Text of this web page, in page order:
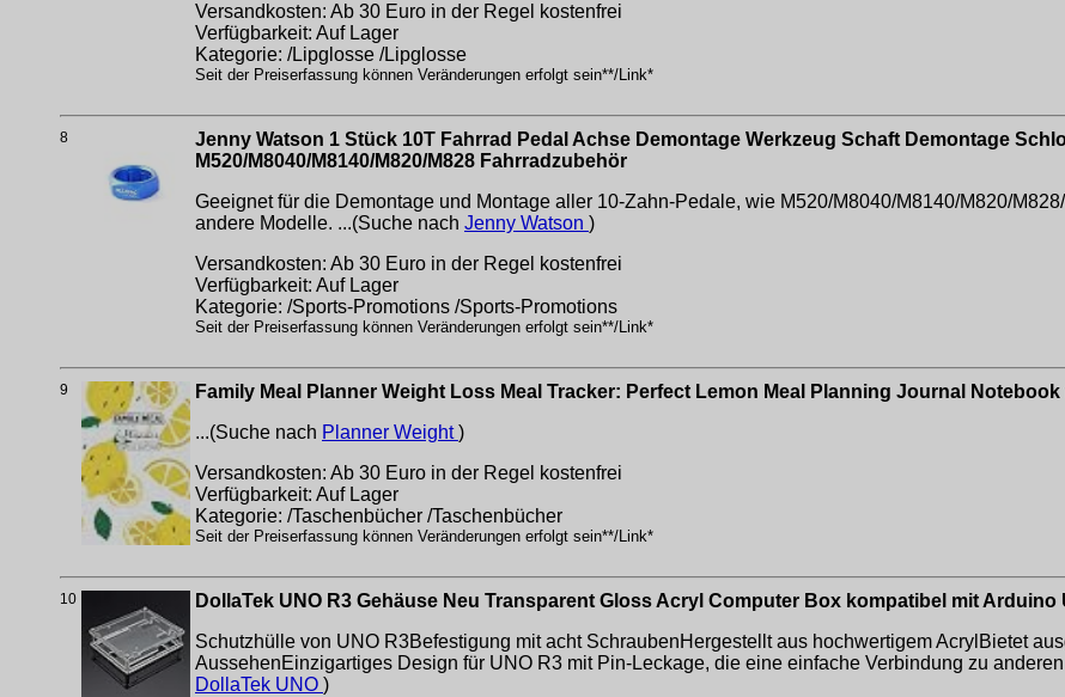
Versandkosten: Ab 30 Euro in der Regel kostenfrei
Verfügbarkeit: Auf Lager
Kategorie: /Lipglosse /Lipglosse
Seit der Preiserfassung können Veränderungen erfolgt sein**/Link*
8
Jenny Watson 1 Stück 10T Fahrrad Pedal Achse Demontage Werkzeug Schaft Demontage
M520/M8040/M8140/M820/M828 Fahrradzubehör
Geeignet für die Demontage und Montage aller 10-Zahn-Pedale, wie M520/M8040/M8140/M820/
andere Modelle. ...(Suche nach Jenny Watson )
Versandkosten: Ab 30 Euro in der Regel kostenfrei
Verfügbarkeit: Auf Lager
Kategorie: /Sports-Promotions /Sports-Promotions
Seit der Preiserfassung können Veränderungen erfolgt sein**/Link*
9
Family Meal Planner Weight Loss Meal Tracker: Perfect Lemon Meal Planning Journal Notebook
...(Suche nach Planner Weight)
Versandkosten: Ab 30 Euro in der Regel kostenfrei
Verfügbarkeit: Auf Lager
Kategorie: /Taschenbücher /Taschenbücher
Seit der Preiserfassung können Veränderungen erfolgt sein**/Link*
10
DollaTek UNO R3 Gehäuse Neu Transparent Gloss Acryl Computer Box kompatibel mit Arduino
Schutzhülle von UNO R3Befestigung mit acht SchraubenHergestellt aus hochwertigem AcrylBietet
AussehenEinzigartiges Design für UNO R3 mit Pin-Leckage, die eine einfache Verbindung zu
DollaTek UNO )